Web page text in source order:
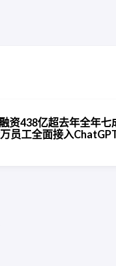
资438亿超去年全年
员工全面接入